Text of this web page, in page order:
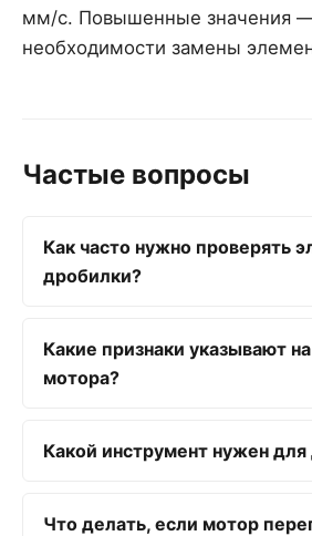
мм/с. Повышенные значения
необходимости замены
Частые вопросы
Как часто нужно проверять
дробилки?
Какие признаки указывают
мотора?
Какой инструмент нужен для
Что делать, если мотор